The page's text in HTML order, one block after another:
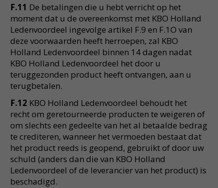
F.11 De betalingen die u hebt verricht op het
moment dat u de overeenkomst met KBO Holland
Ledenvoordeel ingevolge artikel F.9 en F.1O van
deze voorwaarden heeft herroepen, zal KBO
Holland Ledenvoordeel binnen 14 dagen nadat
KBO Holland Ledenvoordeel het door u
teruggezonden product heeft ontvangen, aan u
terugbetalen.
F.12 KBO Holland Ledenvoordeel behoudt het
recht om geretourneerde producten te weigeren of
om slechts een gedeelte van het al betaalde bedrag
te crediteren, wanneer het vermoeden bestaat dat
het product reeds is geopend, gebruikt of door uw
schuld (anders dan die van KBO Holland
Ledenvoordeel of de leverancier van het product) is
beschadigd.